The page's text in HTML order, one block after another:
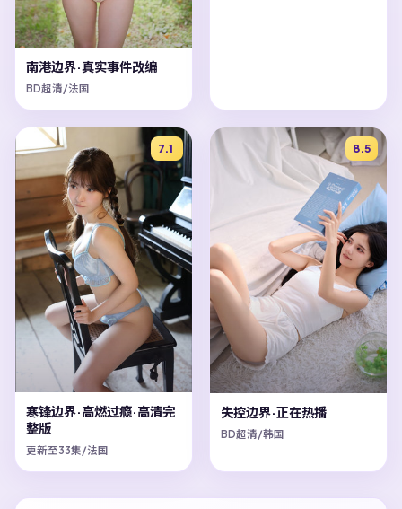
南港边界·真实事件改编
BD超清/法国
7.1
寒锋边界·高燃过瘾·高清完
整版
更新至33集/法国
8.5
失控边界·正在热播
BD超清/韩国